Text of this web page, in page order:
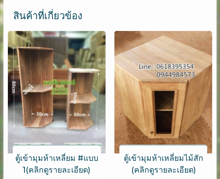
สินค้าที่เกี่ยวข้อง
ตู้เข้ามุมห้าเหลี่ยม #แบบ
1(คลิกดูรายละเอียด)
ตู้เข้ามุมห้าเหลี่ยมไม้สัก
(คลิกดูรายละเอียด)